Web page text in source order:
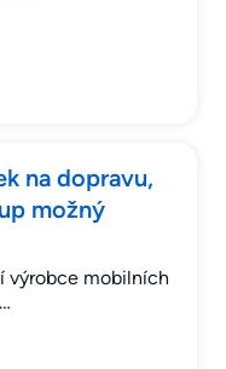
na dopravu,
možný
výrobce mobilních